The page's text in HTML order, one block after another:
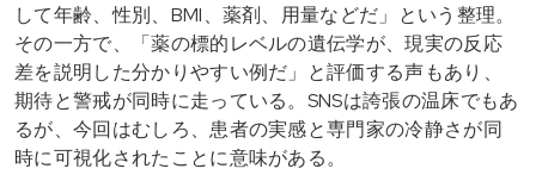
して年齢、性別、BMI、薬剤、用量などだ」という整理。
その一方で、「薬の標的レベルの遺伝学が、現実の反応
差を説明した分かりやすい例だ」と評価する声もあり、
期待と警戒が同時に走っている。SNSは誇張の温床でもあ
るが、今回はむしろ、患者の実感と専門家の冷静さが同
時に可視化されたことに意味がある。